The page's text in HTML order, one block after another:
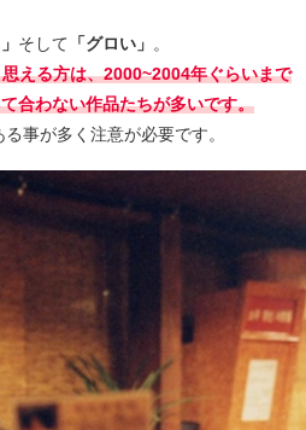
そして 「グロい」 。
える方は、2000~2004年ぐらいまで
合わない作品たちが多いです。
事が多く注意が必要です。